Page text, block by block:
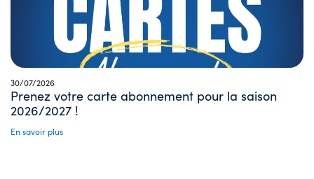
30/07/2026
Prenez votre carte abonnement pour la saison
2026/2027 !
En savoir plus